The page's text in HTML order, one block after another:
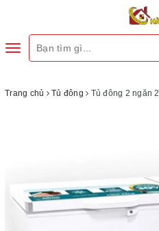
Toggle
Trang chủ Tủ đông Tủ đông 2 ngăn